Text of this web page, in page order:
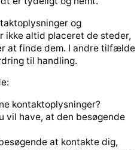
og
ikke altid placeret de steder,
at finde dem. I andre tilfælde
til handling.
kontaktoplysninger?
vil have, at den besøgende
at kontakte dig,